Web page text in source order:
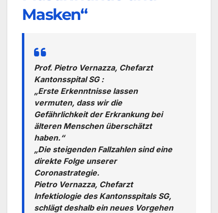
Masken“
Prof. Pietro Vernazza, Chefarzt
Kantonsspital SG :
„Erste Erkenntnisse lassen
vermuten, dass wir die
Gefährlichkeit der Erkrankung bei
älteren Menschen überschätzt
haben.“
„Die steigenden Fallzahlen sind eine
direkte Folge unserer
Coronastrategie.
Pietro Vernazza, Chefarzt
Infektiologie des Kantonsspitals SG,
schlägt deshalb ein neues Vorgehen